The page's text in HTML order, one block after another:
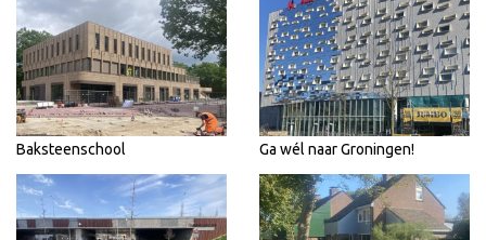
Baksteenschool Ga wél naar Groningen!